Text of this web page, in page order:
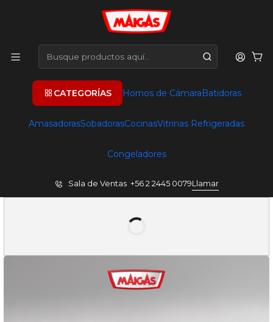
CATEGORÍAS Hornos de CámaraBatidoras
AmasadorasSobadorasCocinasVitrinas Refrigeradas
Congeladores
Sala de Ventas +56 2 2445 0079Llamar